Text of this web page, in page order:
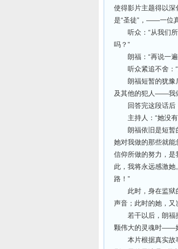
使得影片主题得以
是“圣徒” ， ——一位
听众： “从我们
吗？ ”
朗福： “再说一
听众紧追不舍： “
朗福短暂的犹豫
及其他的犯人——我
回答完这段话后
主持人： “她没
朗福依旧是短暂
她对我做的那些就
信仰所做的努力，是
此，我将永远感激
路！ ”
此时，身在监狱
声音；此时的她，又
若干以后，朗福
颗伟大的灵魂时——
本片根据真实故